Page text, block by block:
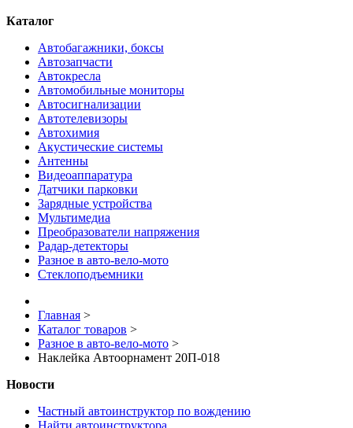
Каталог
Автобагажники, боксы
Автозапчасти
Автокресла
Автомобильные мониторы
Автосигнализации
Автотелевизоры
Автохимия
Акустические системы
Антенны
Видеоаппаратура
Датчики парковки
Зарядные устройства
Мультимедиа
Преобразователи напряжения
Радар-детекторы
Разное в авто-вело-мото
Стеклоподъемники
Главная >
Каталог товаров >
Разное в авто-вело-мото >
Наклейка Автоорнамент 20П-018
Новости
Частный автоинструктор по вождению
Найти автоинструктора